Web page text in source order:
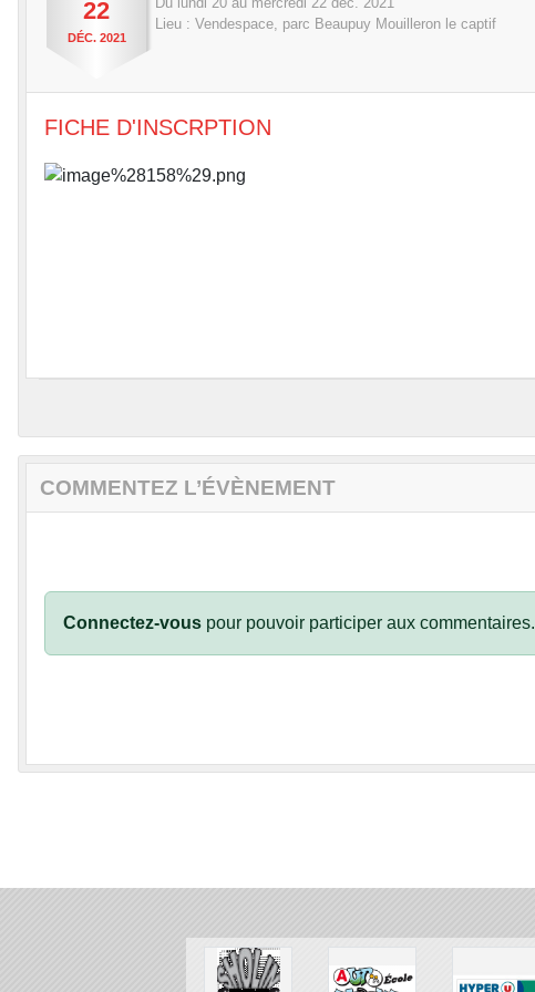
22
DÉC. 2021
Lieu : Vendespace, parc Beaupuy Mouilleron le captif
FICHE D'INSCRPTION
COMMENTEZ L’ÉVÈNEMENT
Connectez-vous pour pouvoir participer aux commentaires.